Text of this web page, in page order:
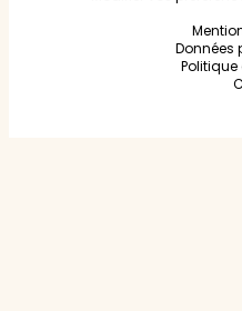
Données
Politique